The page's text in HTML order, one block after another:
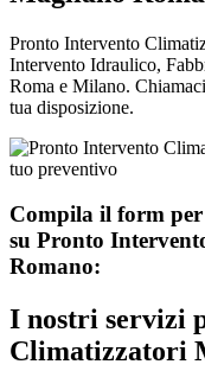
Pronto Intervento
Intervento Idraulico,
Roma e Milano.
tua disposizione.
Compila il form
su Pronto
Romano:
I nostri servizi
Climatizzatori